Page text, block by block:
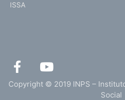
ISSA
F
a
c
Y
o
u
Copyright © 2019 INPS –
Social